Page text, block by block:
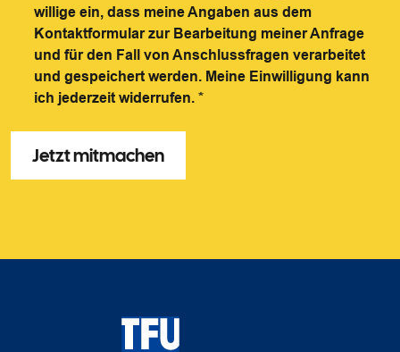
willige ein, dass meine Angaben aus dem
Kontaktformular zur Bearbeitung meiner Anfrage
und für den Fall von Anschlussfragen verarbeitet
und gespeichert werden. Meine Einwilligung kann
ich jederzeit widerrufen.*